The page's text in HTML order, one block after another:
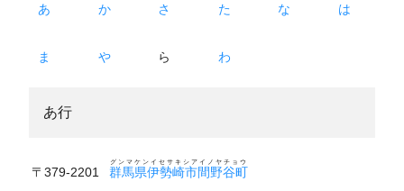
あ か さ た な は
ま や ら わ
あ行
〒379-2201 群馬県伊勢崎市間野谷町
グンマケンイセサキシアイノヤチョウ